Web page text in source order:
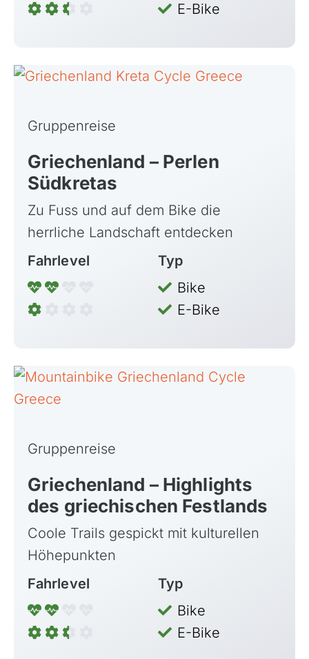
E-Bike
Gruppenreise
Griechenland – Perlen
Südkretas
Zu Fuss und auf dem Bike die
herrliche Landschaft entdecken
Fahrlevel
Typ
Bike
E-Bike
Gruppenreise
Griechenland – Highlights
des griechischen Festlands
Coole Trails gespickt mit kulturellen
Höhepunkten
Fahrlevel
Typ
Bike
E-Bike
Azoren, Portugal
Balkan
Baltikum (Estland, Lettland, Litauen)
Bikestationen
Bulgarien
Finnland
Island
Italien
Madeira, Portugal
Österreich
Polen, Masuren
Portugal
Sardinien, Italien
Schottland
Schweiz & Fahrtechnikkurse
Slowenien